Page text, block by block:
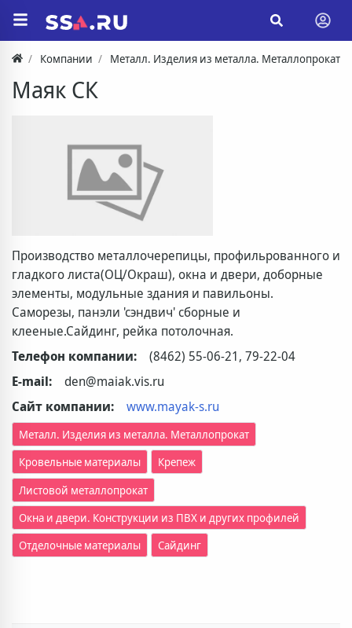
Компании Металл. Изделия из металла. Металлопрокат
Маяк СК
Производство металлочерепицы, профильрованного и
гладкого листа(ОЦ/Окраш), окна и двери, доборные
элементы, модульные здания и павильоны.
Саморезы, панэли 'сэндвич' сборные и
клееные.Сайдинг, рейка потолочная.
Телефон компании:
(8462) 55-06-21, 79-22-04
E-mail:
den@maiak.vis.ru
Сайт компании:
www.mayak-s.ru
Металл. Изделия из металла. Металлопрокат
Кровельные материалы
Крепеж
Листовой металлопрокат
Окна и двери. Конструкции из ПВХ и других профилей
Отделочные материалы
Сайдинг